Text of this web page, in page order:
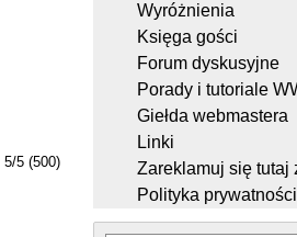
Wyróżnienia
Księga gości
Forum dyskusyjne
Porady i tutoriale
Giełda webmastera
Linki
Zareklamuj się tutaj
Polityka prywatności
5/5 (500)